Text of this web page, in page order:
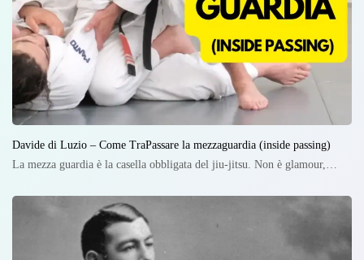
Davide di Luzio – Come TraPassare la mezzaguardia (inside passing)
La mezza guardia è la casella obbligata del jiu-jitsu. Non è glamour,…